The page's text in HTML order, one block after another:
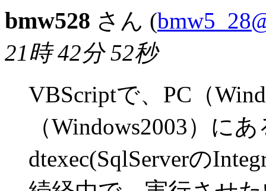
bmw528 さん (
21時 42分 52秒
VBScriptで、PC（
（Windows2003）に
dtexec(SqlServerの